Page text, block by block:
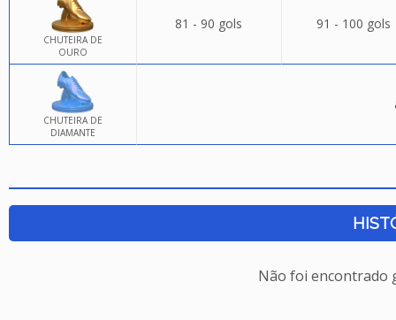
CHUTEIRA DE
OURO
81 - 90 gols 91 - 100 gols
CHUTEIRA DE
DIAMANTE
Não foi encontrado